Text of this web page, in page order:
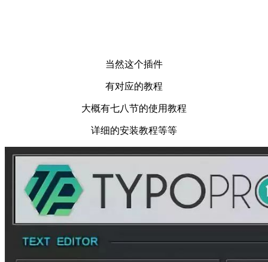
当然这个插件
有对应的教程
大概有七八节的使用教程
详细的安装教程等等